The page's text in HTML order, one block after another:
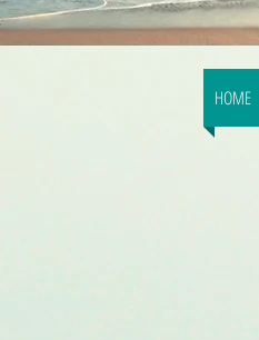
HOME